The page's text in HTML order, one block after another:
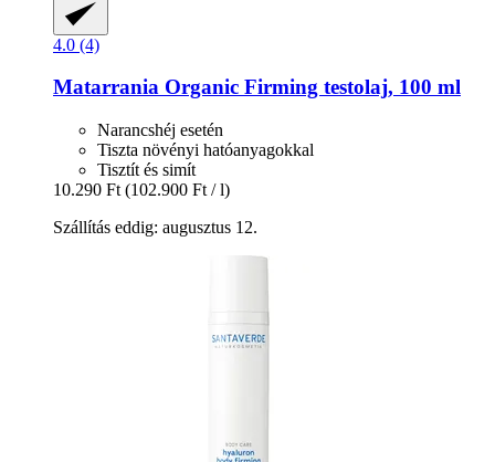
4.0 (4)
Matarrania Organic Firming testolaj, 100 ml
Narancshéj esetén
Tiszta növényi hatóanyagokkal
Tisztít és simít
10.290 Ft (102.900 Ft / l)
Szállítás eddig: augusztus 12.